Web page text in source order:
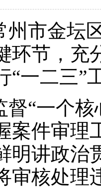
州市金坛
环节，充
“一二三”
督“一个
案件审理
明讲政治
审核处理